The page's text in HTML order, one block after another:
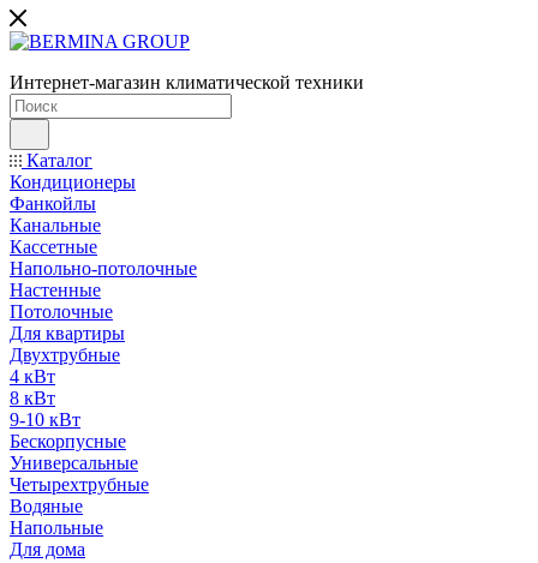
Интернет-магазин климатической техники
Каталог
Кондиционеры
Фанкойлы
Канальные
Кассетные
Напольно-потолочные
Настенные
Потолочные
Для квартиры
Двухтрубные
4 кВт
8 кВт
9-10 кВт
Бескорпусные
Универсальные
Четырехтрубные
Водяные
Напольные
Для дома